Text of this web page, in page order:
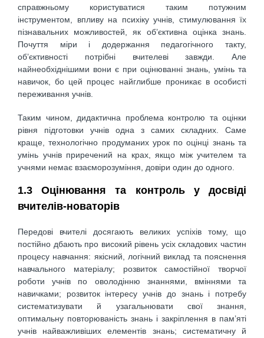
справжньому користуватися таким потужним
інструментом, впливу на психіку учнів, стимулювання їх
пізнавальних можливостей, як об’єктивна оцінка знань.
Почуття міри і додержання педагогічного такту,
об’єктивності потрібні вчителеві завжди. Але
найнеобхіднішими вони є при оцінюванні знань, умінь та
навичок, бо цей процес найглибше проникає в особисті
переживання учнів.
Таким чином, дидактична проблема контролю та оцінки
рівня підготовки учнів одна з самих складних. Саме
краще, технологічно продуманих урок по оцінці знань та
умінь учнів приречений на крах, якщо між учителем та
учнями немає взаєморозуміння, довіри один до одного.
1.3 Оцінювання та контроль у досвіді
вчителів-новаторів
Передові вчителі досягають великих успіхів тому, що
постійно дбають про високий рівень усіх складових частин
процесу навчання: якісний, логічний виклад та пояснення
навчального матеріалу; розвиток самостійної творчої
роботи учнів по оволодінню знаннями, вміннями та
навичками; розвиток інтересу учнів до знань і потребу
систематизувати й узагальнювати свої знання,
оптимальну повторюваність знань і закріплення в пам’яті
учнів найважливіших елементів знань; систематичну й